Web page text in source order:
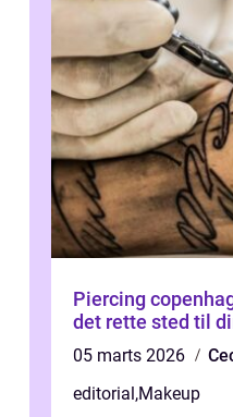
Piercing copenhagen sådan
det rette sted til
05 marts 2026
editorial,Makeup